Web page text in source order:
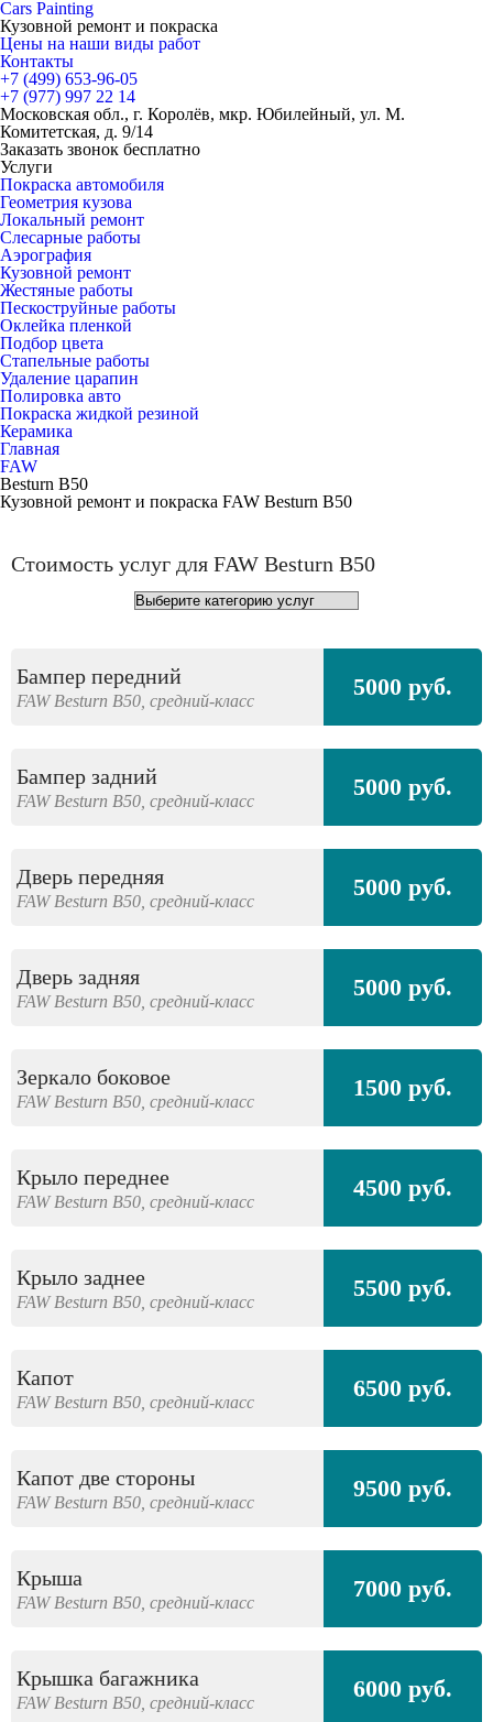
Cars Painting
Кузовной ремонт и покраска
Цены на наши виды работ
Контакты
+7 (499) 653-96-05
+7 (977) 997 22 14
Московская обл., г. Королёв, мкр. Юбилейный, ул. М.
Комитетская, д. 9/14
Заказать звонок бесплатно
Услуги
Покраска автомобиля
Геометрия кузова
Локальный ремонт
Слесарные работы
Аэрография
Кузовной ремонт
Жестяные работы
Пескоструйные работы
Оклейка пленкой
Подбор цвета
Стапельные работы
Удаление царапин
Полировка авто
Покраска жидкой резиной
Керамика
Главная
FAW
Besturn B50
Кузовной ремонт и покраска FAW Besturn B50
Стоимость услуг для FAW Besturn B50
Бампер передний
FAWBesturn B50, средний-класс 5000 руб.
Бампер задний
FAWBesturn B50, средний-класс 5000 руб.
Дверь передняя
FAWBesturn B50, средний-класс 5000 руб.
Дверь задняя
FAWBesturn B50, средний-класс 5000 руб.
Зеркало боковое
FAWBesturn B50, средний-класс 1500 руб.
Крыло переднее
FAWBesturn B50, средний-класс 4500 руб.
Крыло заднее
FAWBesturn B50, средний-класс 5500 руб.
Капот
FAWBesturn B50, средний-класс 6500 руб.
Капот две стороны
FAWBesturn B50, средний-класс 9500 руб.
Крыша
FAWBesturn B50, средний-класс 7000 руб.
Крышка багажника
FAWBesturn B50, средний-класс 6000 руб.